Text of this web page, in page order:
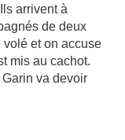
arrivent à
de deux
volé et on accuse
mis au cachot.
va devoir